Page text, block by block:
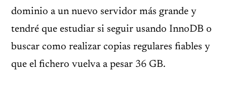
dominio a un nuevo servidor más grande y
tendré que estudiar si seguir usando InnoDB o
buscar como realizar copias regulares fiables y
que el fichero vuelva a pesar 36 GB.